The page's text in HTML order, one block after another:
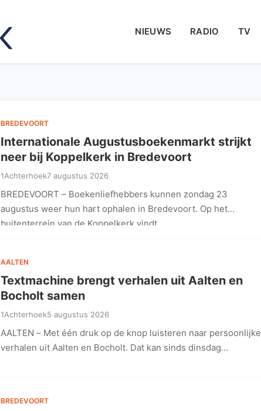
NIEUWS RADIO TV
BREDEVOORT
Internationale Augustusboekenmarkt strijkt
neer bij Koppelkerk in Bredevoort
1Achterhoek7 augustus 2026
BREDEVOORT – Boekenliefhebbers kunnen zondag 23
augustus weer hun hart ophalen in Bredevoort. Op het
buitenterrein van de Koppelkerk vindt…
AALTEN
Textmachine brengt verhalen uit Aalten en
Bocholt samen
1Achterhoek5 augustus 2026
AALTEN – Met één druk op de knop luisteren naar persoonlijke
verhalen uit Aalten en Bocholt. Dat kan sinds dinsdag…
BREDEVOORT